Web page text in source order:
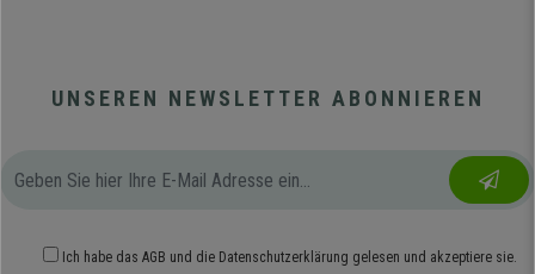
UNSEREN NEWSLETTER ABONNIEREN
Ich habe das AGB und die Datenschutzerklärung gelesen und akzeptiere sie.